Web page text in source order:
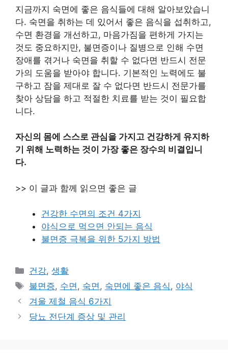
지금까지 숙면에 좋은 음식들에 대해 알아보았습니
다. 숙면을 취하는 데 있어서 좋은 음식을 섭취하고,
수면 환경을 개선하고, 마음가짐을 편하게 가지는
것도 중요하지만, 불면증이나 질병으로 인해 수면
장애를 겪거나 숙면을 취할 수 없다면 반드시 전문
가의 도움을 받아야 합니다. 기본적인 노력에도 불
구하고 잠을 제대로 잘 수 없다면 반드시 전문가를
찾아 상담을 하고 적절한 치료를 받는 것이 필요합
니다.
자신의 몸에 스스로 관심을 가지고 건강하게 유지하
기 위해 노력하는 것이 가장 좋은 장수의 비결입니
다.
>> 이 글과 함께 읽으면 좋은 글
건강한 수면의 조건 4가지
야식으로 먹으면 안되는 음식
불면증 극복을 위한 5가지 방법
카
테
리
건강,생활
태
그
불면증, 수면, 숙면, 숙면에 좋은 음식, 야식
겨울 제철 음식 6가지
당뇨 전단계 증상 및 관리